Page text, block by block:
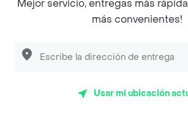
McDonald's - Centro
(176)
Mejor servicio, entregas más
más convenientes!
Usar mi ubicación